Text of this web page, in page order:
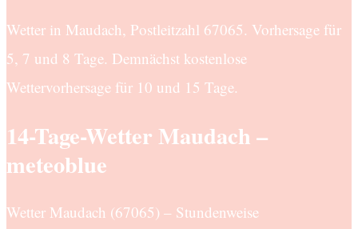
Wetter in Maudach, Postleitzahl 67065. Vorhersage für
5, 7 und 8 Tage. Demnächst kostenlose
Wettervorhersage für 10 und 15 Tage.
14-Tage-Wetter Maudach –
meteoblue
Wetter Maudach (67065) – Stundenweise